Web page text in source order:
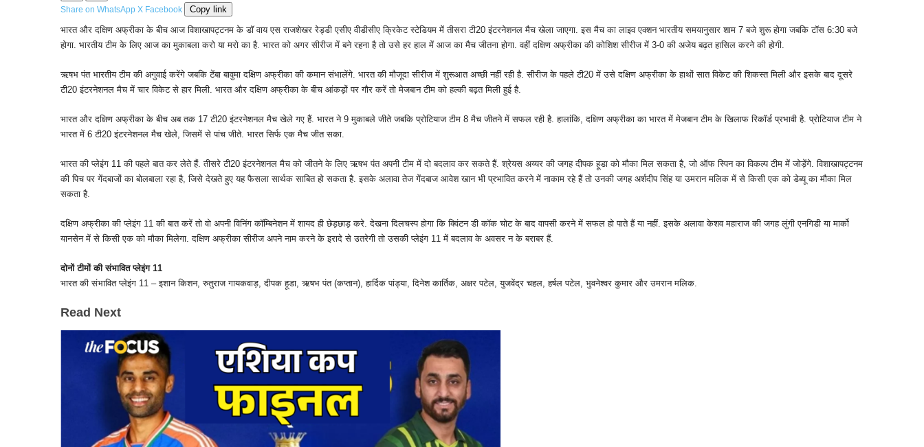
Share on WhatsApp X Facebook
Copy link
भारत और दक्षिण अफ्रीका के बीच आज विशाखापट्टनम के डॉ वाय एस राजशेखर रेड्डी एसीए वीडीसीए क्रिकेट स्‍टेडियम में तीसरा टी20 इंटरनेशनल मैच खेला जाएगा. इस मैच का लाइव एक्‍शन भारतीय समयानुसार शाम 7 बजे शुरू होगा जबकि टॉस 6:30 बजे
होगा. भारतीय टीम के लिए आज का मुकाबला करो या मरो का है. भारत को अगर सीरीज में बने रहना है तो उसे हर हाल में आज का मैच जीतना होगा. वहीं दक्षिण अफ्रीका की कोशिश सीरीज में 3-0 की अजेय बढ़त हासिल करने की होगी.
ऋषभ पंत भारतीय टीम की अगुवाई करेंगे जबकि टेंबा बावुमा दक्षिण अफ्रीका की कमान संभालेंगे. भारत की मौजूदा सीरीज में शुरूआत अच्‍छी नहीं रही है. सीरीज के पहले टी20 में उसे दक्षिण अफ्रीका के हाथों सात विकेट की शिकस्‍त मिली और इसके बाद दूसरे
टी20 इंटरनेशनल मैच में चार विकेट से हार मिली. भारत और दक्षिण अफ्रीका के बीच आंकड़ों पर गौर करें तो मेजबान टीम को हल्‍की बढ़त मिली हुई है.
भारत और दक्षिण अफ्रीका के बीच अब तक 17 टी20 इंटरनेशनल मैच खेले गए हैं. भारत ने 9 मुकाबले जीते जबकि प्रोटियाज टीम 8 मैच जीतने में सफल रही है. हालांकि, दक्षिण अफ्रीका का भारत में मेजबान टीम के खिलाफ रिकॉर्ड प्रभावी है. प्रोटियाज टीम ने
भारत में 6 टी20 इंटरनेशनल मैच खेले, जिसमें से पांच जीते. भारत सिर्फ एक मैच जीत सका.
भारत की प्‍लेइंग 11 की पहले बात कर लेते हैं. तीसरे टी20 इंटरनेशनल मैच को जीतने के लिए ऋषभ पंत अपनी टीम में दो बदलाव कर सकते हैं. श्रेयस अय्यर की जगह दीपक हूडा को मौका मिल सकता है, जो ऑफ स्पिन का विकल्‍प टीम में जोड़ेंगे. विशाखापट्टनम
की पिच पर गेंदबाजों का बोलबाला रहा है, जिसे देखते हुए यह फैसला सार्थक साबित हो सकता है. इसके अलावा तेज गेंदबाज आवेश खान भी प्रभावित करने में नाकाम रहे हैं तो उनकी जगह अर्शदीप सिंह या उमरान मलिक में से किसी एक को डेब्‍यू का मौका मिल
सकता है.
दक्षिण अफ्रीका की प्‍लेइंग 11 की बात करें तो वो अपनी विनिंग कॉम्बिनेशन में शायद ही छेड़छाड़ करे. देखना दिलचस्‍प होगा कि क्विंटन डी कॉक चोट के बाद वापसी करने में सफल हो पाते हैं या नहीं. इसके अलावा केशव महाराज की जगह लुंगी एनगिडी या मार्को
यानसेन में से किसी एक को मौका मिलेगा. दक्षिण अफ्रीका सीरीज अपने नाम करने के इरादे से उतरेगी तो उसकी प्‍लेइंग 11 में बदलाव के अवसर न के बराबर हैं.
दोनों टीमों की संभावित प्‍लेइंग 11
भारत की संभावित प्‍लेइंग 11 – इशान किशन, रुतुराज गायकवाड़, दीपक हूडा, ऋषभ पंत (कप्‍तान), हार्दिक पांड्या, दिनेश कार्तिक, अक्षर पटेल, युजवेंद्र चहल, हर्षल पटेल, भुवनेश्‍वर कुमार और उमरान मलिक.
Read Next